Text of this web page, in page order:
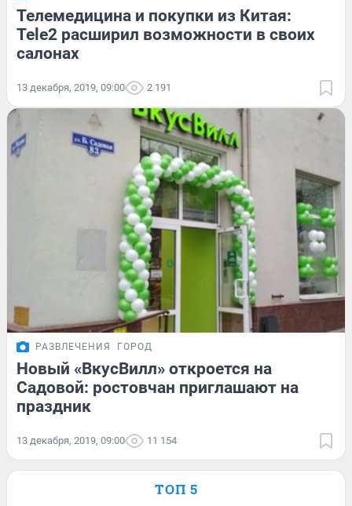
Телемедицина и покупки из Китая:
Tele2 расширил возможности в своих
салонах
13 декабря, 2019, 09:00 2 191
РАЗВЛЕЧЕНИЯ ГОРОД
Новый «ВкусВилл» откроется на
Садовой: ростовчан приглашают на
праздник
13 декабря, 2019, 09:00 11 154
ТОП 5